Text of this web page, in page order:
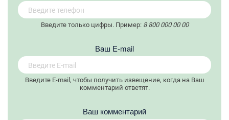
Введите только цифры. Пример: 8 800 000 00 00
Вaш E-mail
Введите E-mail, чтобы получить извещение, когда на Ваш
комментарий ответят.
Ваш комментарий